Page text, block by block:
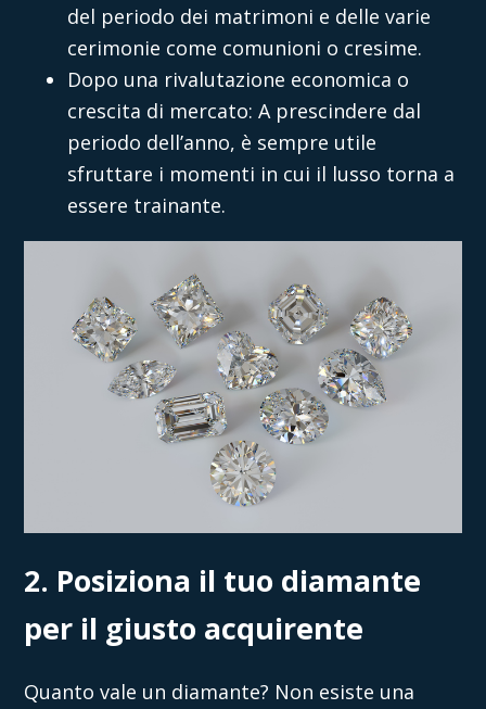
del periodo dei matrimoni e delle varie
cerimonie come comunioni o cresime.
Dopo una rivalutazione economica o
crescita di mercato: A prescindere dal
periodo dell’anno, è sempre utile
sfruttare i momenti in cui il lusso torna a
essere trainante.
2. Posiziona il tuo diamante
per il giusto acquirente
Quanto vale un diamante? Non esiste una